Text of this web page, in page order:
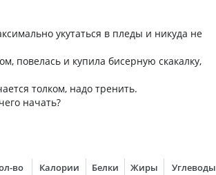
укутаться в пледы и никуда не
повелась и купила бисерную скакалку,
толком, надо тренить.
начать?
во Калории Белки Жиры Углеводы